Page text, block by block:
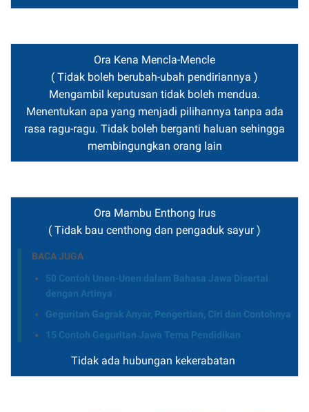
Ora Kena Mencla-Mencle
( Tidak boleh berubah-ubah pendiriannya )
Mengambil keputusan tidak boleh mendua.
Menentukan apa yang menjadi pilihannya tanpa ada
rasa ragu-ragu. Tidak boleh berganti haluan sehingga
membingungkan orang lain
Ora Mambu Enthong Irus
( Tidak bau centhong dan pengaduk sayur )
BACA JUGA
50 Contoh Unen-Unen dalam Bahasa Jawa Disertai
dengan Artinya
Geguritan Gagrak Anyar, Pengertian, Ciri dan Contohnya
15 Contoh Geguritan Jawa Tema Pendidikan
Tidak ada hubungan kekerabatan